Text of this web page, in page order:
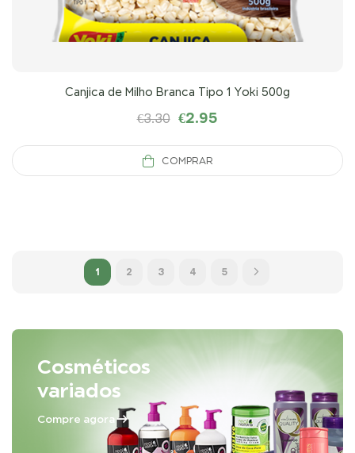
Canjica de Milho Branca Tipo 1 Yoki 500g
€3.30 €2.95
COMPRAR
1 2 3 4 5
Cosméticos
variados
Compre agora